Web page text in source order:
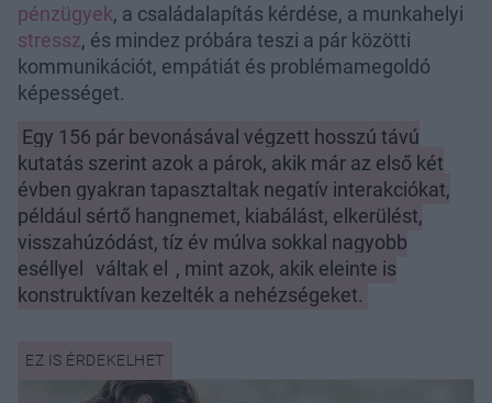
pénzügyek, a családalapítás kérdése, a munkahelyi
stressz, és mindez próbára teszi a pár közötti
kommunikációt, empátiát és problémamegoldó
képességet.
Egy 156 pár bevonásával végzett hosszú távú
kutatás szerint azok a párok, akik már az első két
évben gyakran tapasztaltak negatív interakciókat,
például sértő hangnemet, kiabálást, elkerülést,
visszahúzódást, tíz év múlva sokkal nagyobb
eséllyel váltak el , mint azok, akik eleinte is
konstruktívan kezelték a nehézségeket.